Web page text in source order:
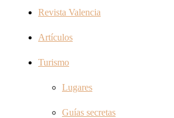
Revista Valencia
Artículos
Turismo
Lugares
Guías secretas